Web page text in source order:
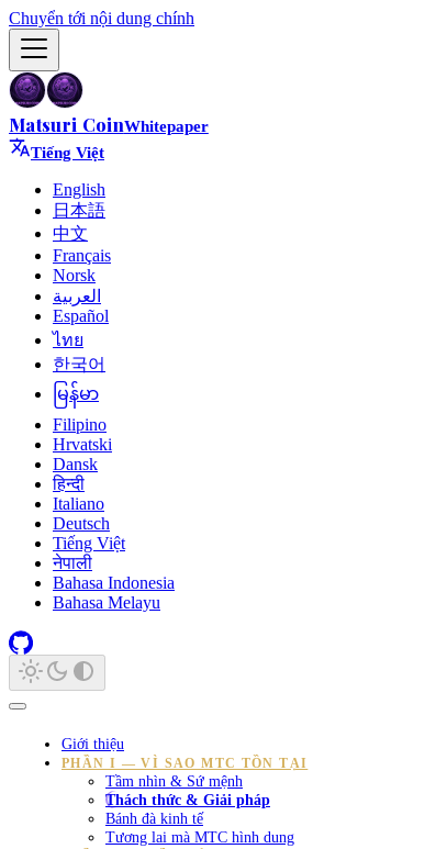
Chuyển tới nội dung chính
Matsuri CoinWhitepaper
Tiếng Việt
English
日本語
中文
Français
Norsk
العربية
Español
ไทย
한국어
မြန်မာ
Filipino
Hrvatski
Dansk
हिन्दी
Italiano
Deutsch
Tiếng Việt
नेपाली
Bahasa Indonesia
Bahasa Melayu
Giới thiệu
PHẦN I — VÌ SAO MTC TỒN TẠI
Tầm nhìn & Sứ mệnh
Thách thức & Giải pháp
Bánh đà kinh tế
Tương lai mà MTC hình dung